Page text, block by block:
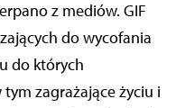
z mediów. GIF
do wycofania
do których
zagrażające życiu i